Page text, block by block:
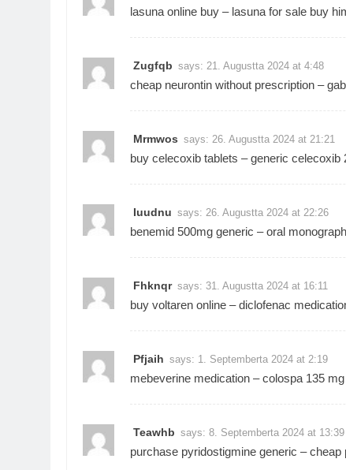
lasuna online buy – lasuna for sale buy
Zugfqb says: 21. Augustta 2024 at 4:48
cheap neurontin without prescription –
Mrmwos says: 26. Augustta 2024 at 21:21
buy celecoxib tablets –generic celecoxib
Iuudnu says: 26. Augustta 2024 at 22:26
benemid 500mg generic –oral monograph
Fhknqr says: 31. Augustta 2024 at 16:11
buy voltaren online –diclofenac
Pfjaih says: 1. Septemberta 2024 at 2:19
mebeverine medication –colospa 135
Teawhb says: 8. Septemberta 2024 at 13:39
purchase pyridostigmine generic –cheap